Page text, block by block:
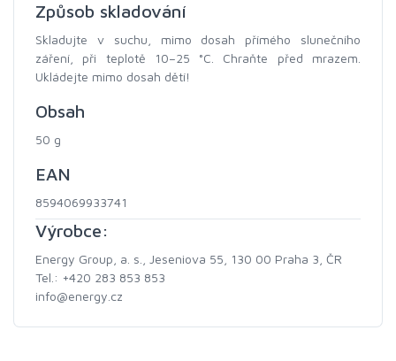
Způsob skladování
Skladujte v suchu, mimo dosah přímého slunečního
záření, při teplotě 10–25 °C. Chraňte před mrazem.
Ukládejte mimo dosah dětí!
Obsah
50 g
EAN
8594069933741
Výrobce:
Energy Group, a. s., Jeseniova 55, 130 00 Praha 3, ČR
Tel.: +420 283 853 853
info@energy.cz